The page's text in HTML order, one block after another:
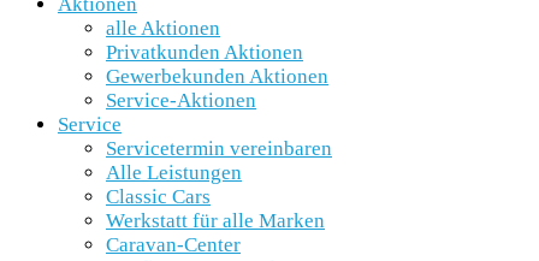
alle Aktionen
Privatkunden Aktionen
Gewerbekunden Aktionen
Service-Aktionen
Service
Servicetermin vereinbaren
Alle Leistungen
Classic Cars
Werkstatt für alle Marken
Caravan-Center